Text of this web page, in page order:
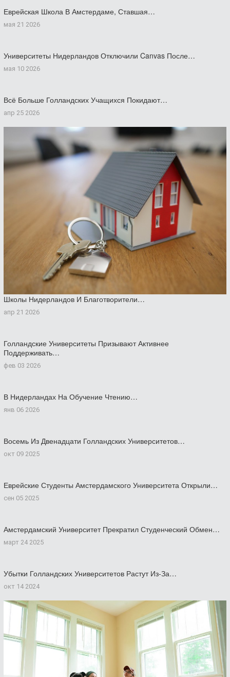
Еврейская Школа В Амстердаме, Ставшая…
мая 21 2026
Университеты Нидерландов Отключили Canvas После…
мая 10 2026
Всё Больше Голландских Учащихся Покидают…
апр 25 2026
Школы Нидерландов И Благотворители…
апр 21 2026
Голландские Университеты Призывают Активнее
Поддерживать…
фев 03 2026
В Нидерландах На Обучение Чтению…
янв 06 2026
Восемь Из Двенадцати Голландских Университетов…
окт 09 2025
Еврейские Студенты Амстердамского Университета Открыли…
сен 05 2025
Амстердамский Университет Прекратил Студенческий Обмен…
март 24 2025
Убытки Голландских Университетов Растут Из-За…
окт 14 2024